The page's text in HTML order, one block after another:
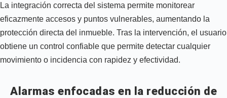
La integración correcta del sistema permite monitorear
eficazmente accesos y puntos vulnerables, aumentando la
protección directa del inmueble. Tras la intervención, el usuario
obtiene un control confiable que permite detectar cualquier
movimiento o incidencia con rapidez y efectividad.
Alarmas enfocadas en la reducción de